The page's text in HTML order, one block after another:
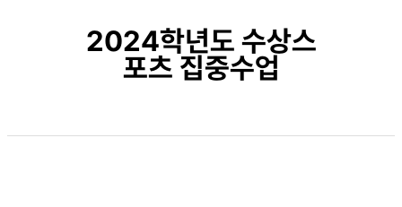
2024학년도 수상스
포츠 집중수업